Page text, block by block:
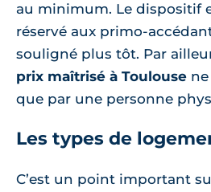
au minimum. Le dispositif
réservé aux primo-
souligné plus tôt. Par
prix maîtrisé à Toulouse
que par une personne
Les types de
C’est un point important